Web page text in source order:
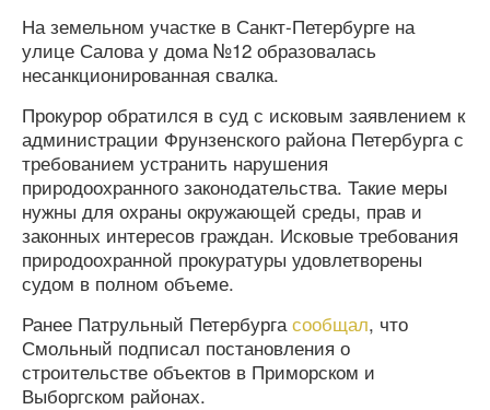
На земельном участке в Санкт-Петербурге на
улице Салова у дома №12 образовалась
несанкционированная свалка.
Прокурор обратился в суд с исковым заявлением к
администрации Фрунзенского района Петербурга с
требованием устранить нарушения
природоохранного законодательства. Такие меры
нужны для охраны окружающей среды, прав и
законных интересов граждан. Исковые требования
природоохранной прокуратуры удовлетворены
судом в полном объеме.
Ранее Патрульный Петербургасообщал, что
Смольный подписал постановления о
строительстве объектов в Приморском и
Выборгском районах.